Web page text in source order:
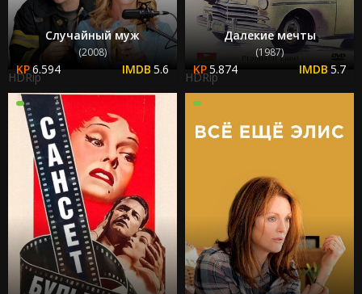
Случайный муж
(2008)
6.594 5.6
HDRip
Далекие мечты
(1987)
5.874 5.7
HDRip